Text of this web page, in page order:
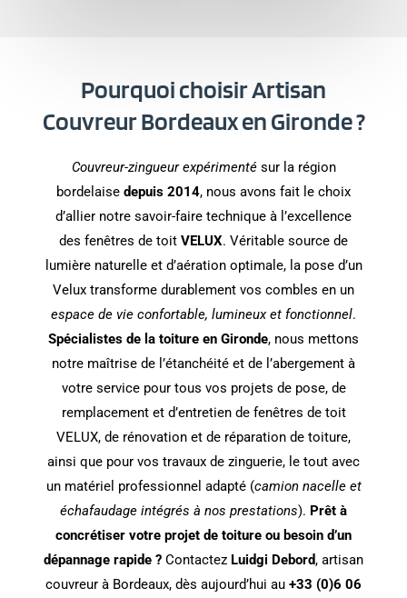
Pourquoi choisir Artisan
Couvreur Bordeaux en Gironde ?
Couvreur-zingueur expérimentésur la région
bordelaise depuis 2014, nous avons fait le choix
d’allier notre savoir-faire technique à l’excellence
des fenêtres de toit VELUX. Véritable source de
lumière naturelle et d’aération optimale, la pose d’un
Velux transforme durablement vos combles en un
espace de vie confortable, lumineux et fonctionnel.
Spécialistes de la toiture en Gironde, nous mettons
notre maîtrise de l’étanchéité et de l’abergement à
votre service pour tous vos projets de pose, de
remplacement et d’entretien de fenêtres de toit
VELUX, de rénovation et de réparation de toiture,
ainsi que pour vos travaux de zinguerie, le tout avec
un matériel professionnel adapté (camion nacelle et
échafaudage intégrés à nos prestations). Prêt à
concrétiser votre projet de toiture ou besoin d’un
dépannage rapide ? Contactez Luidgi Debord, artisan
couvreur à Bordeaux, dès aujourd’hui au +33 (0)6 06